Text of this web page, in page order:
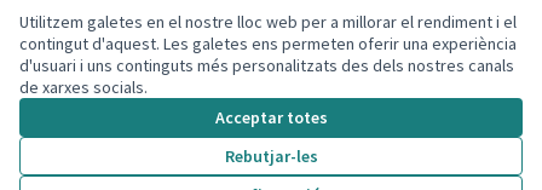
Utilitzem galetes en el nostre lloc web per a millorar el rendiment i el
contingut d'aquest. Les galetes ens permeten oferir una experiència
d'usuari i uns continguts més personalitzats des dels nostres canals
de xarxes socials.
Acceptar totes
Rebutjar-les
Termes i condicions d'ús
Configuració de les galetes
Decidim Calafell a X
(Enllaç extern)
Decidim Calafell a Facebook
Decidim Calafell a YouTube
Decidim Calafell a GitHub
(Enllaç extern)
Amb
(Enllaç